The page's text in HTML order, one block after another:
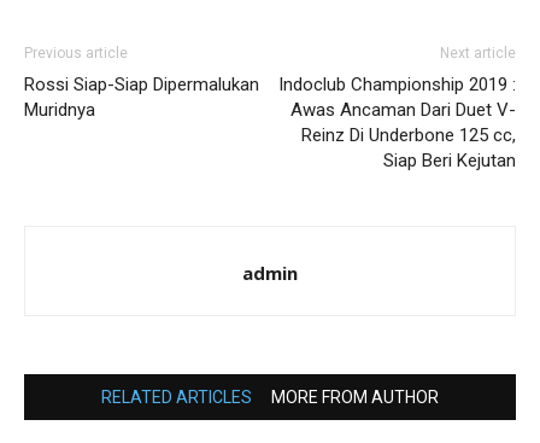
Previous article
Rossi Siap-Siap Dipermalukan
Muridnya
Next article
Indoclub Championship 2019 :
Awas Ancaman Dari Duet V-
Reinz Di Underbone 125 cc,
Siap Beri Kejutan
admin
RELATED ARTICLES MORE FROM AUTHOR